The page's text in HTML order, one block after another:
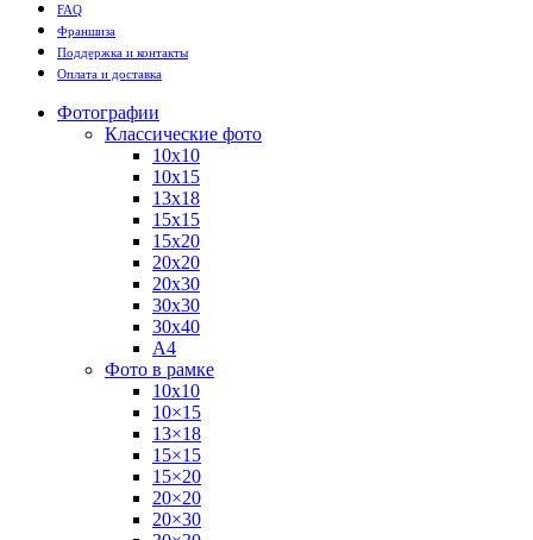
FAQ
Франшиза
Поддержка и контакты
Оплата и доставка
Фотографии
Классические фото
10х10
10х15
13х18
15х15
15х20
20х20
20х30
30х30
30х40
А4
Фото в рамке
10х10
10×15
13×18
15×15
15×20
20×20
20×30